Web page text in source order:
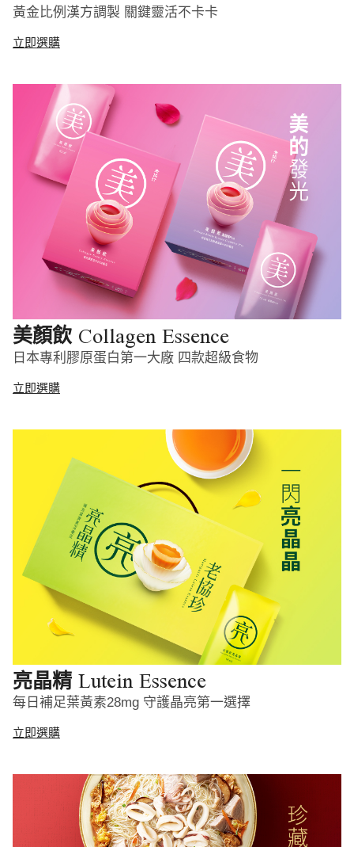
黃金比例漢方調製 關鍵靈活不卡卡
立即選購
美顏飲 Collagen Essence
日本專利膠原蛋白第一大廠 四款超級食物
立即選購
亮晶精 Lutein Essence
每日補足葉黃素28mg 守護晶亮第一選擇
立即選購